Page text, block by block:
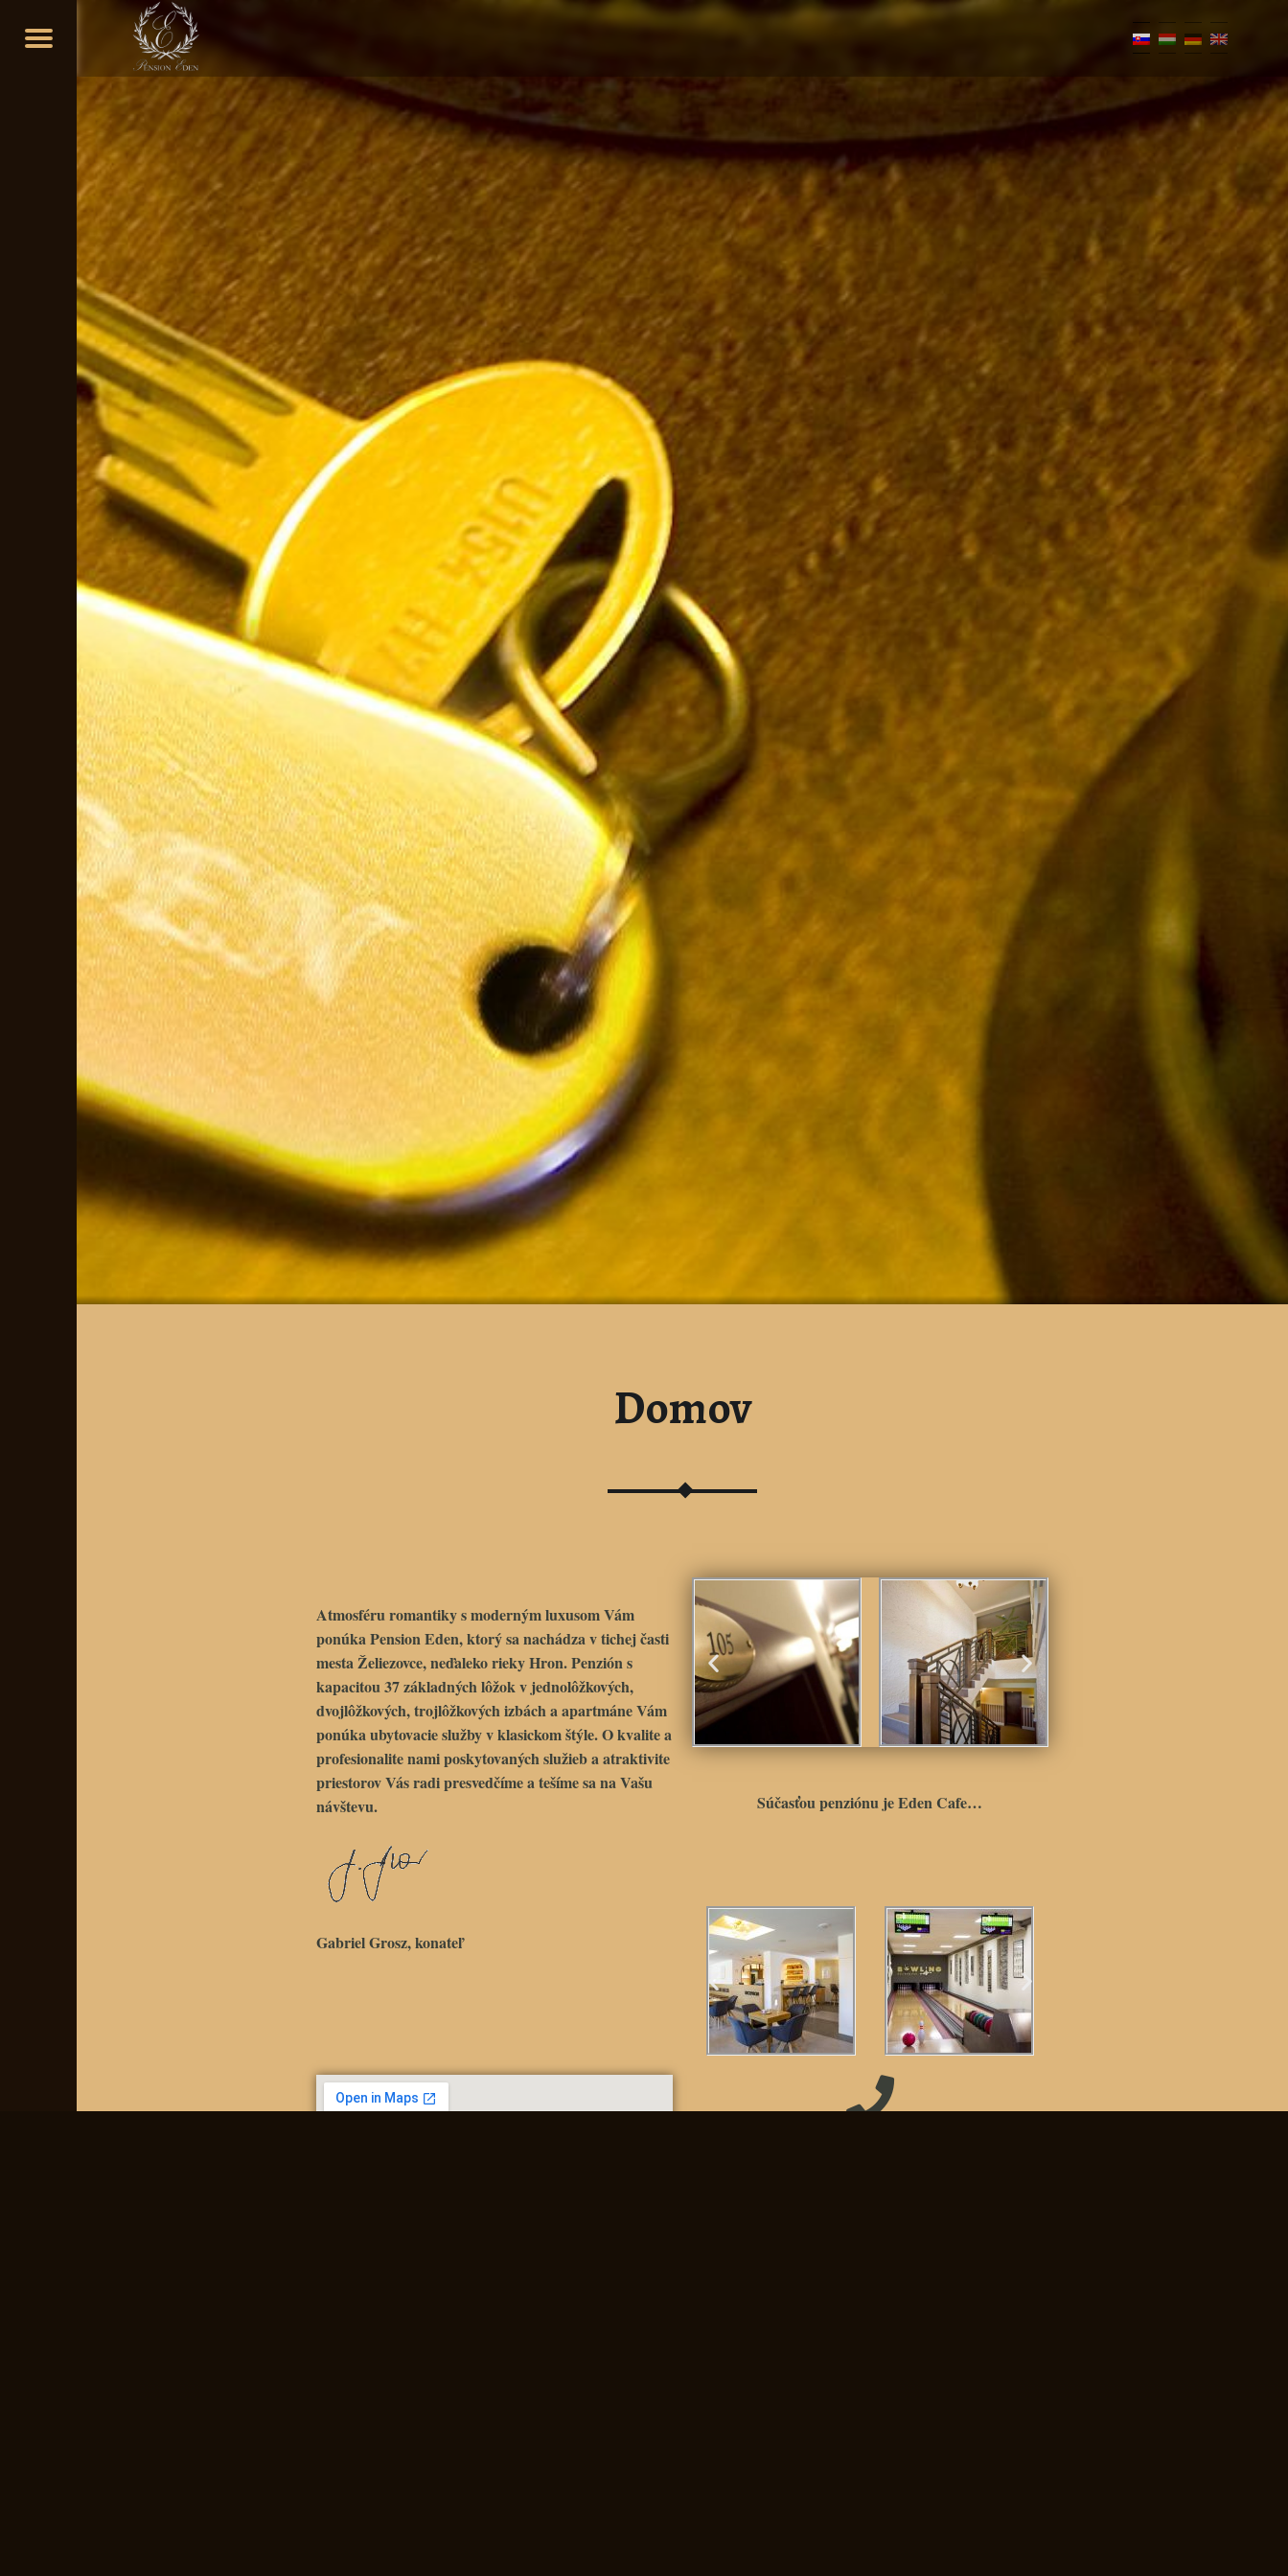
Domov
Atmosféru romantiky s moderným luxusom Vám
ponúkaPension Eden, ktorý sa nachádza v tichej časti
mestaŽeliezovce, neďaleko rieky Hron. Penzión s
kapacitou 37 základných lôžok v jednolôžkových,
dvojlôžkových, trojlôžkových izbách a apartmáne Vám
ponúka ubytovacie služby v klasickom štýle. O kvalite a
profesionalite nami poskytovaných služieb a atraktivite
priestorov Vás radi presvedčíme a tešíme sa na Vašu
návštevu.
Gabriel Grosz, konateľ
Súčasťou penziónu je Eden Cafe…